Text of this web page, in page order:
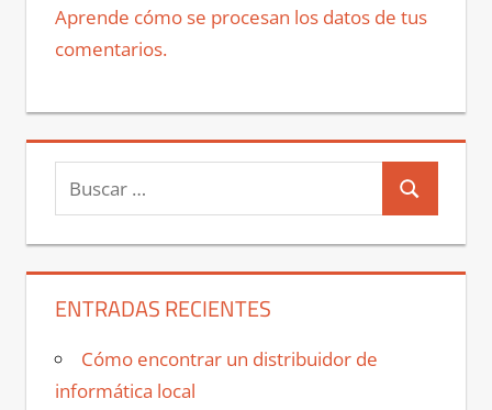
Aprende cómo se procesan los datos de tus
comentarios.
Buscar:
Buscar
ENTRADAS RECIENTES
Cómo encontrar un distribuidor de
informática local